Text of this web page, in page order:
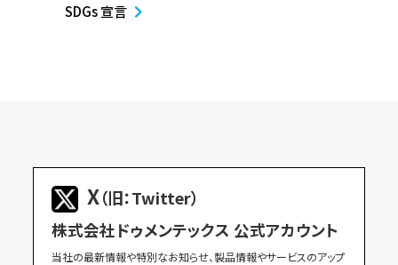
SDGs 宣言
X（旧：Twitter）
株式会社ドゥメンテックス 公式アカウント
当社の最新情報や特別なお知らせ、製品情報やサービスのアップ